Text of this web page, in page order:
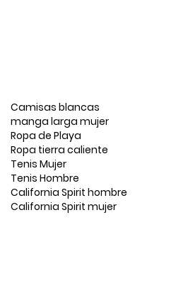
Camisas blancas
manga larga mujer
Ropa de Playa
Ropa tierra caliente
Tenis Mujer
Tenis Hombre
California Spirit hombre
California Spirit mujer